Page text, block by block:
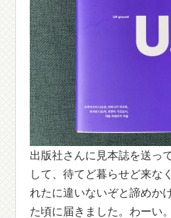
出版社さんに見本誌を送っ
して、待てど暮らせど来な
れたに違いないぞと諦めか
た頃に届きました。わーい